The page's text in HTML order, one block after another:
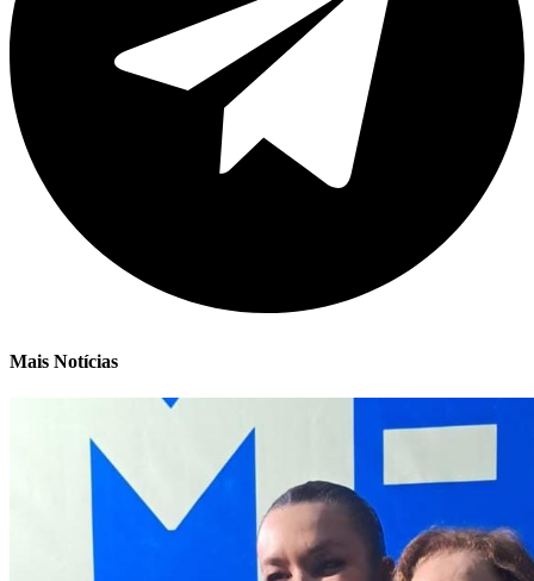
Mais Notícias